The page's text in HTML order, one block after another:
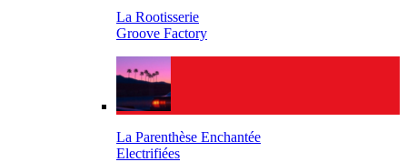
La Rootisserie
Groove Factory
La Parenthèse Enchantée
Electrifiées